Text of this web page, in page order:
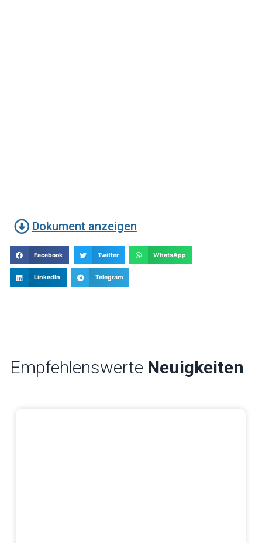
Dokument anzeigen
Facebook Twitter WhatsApp
LinkedIn Telegram
Empfehlenswerte Neuigkeiten